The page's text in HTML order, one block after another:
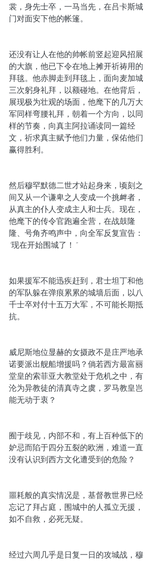
裳，身先士卒，一马当先，在吕卡斯城
门对面安下他的帐篷。
还没有让人在他的帅帐前竖起迎风招展
的大旗，他已下令在地上摊开祈祷用的
拜毯。他赤脚走到拜毯上，面向麦加城
三次躬身礼拜，以额碰地。在他背后，
展现极为壮观的场面，他麾下的几万大
军同样弯腰礼拜，朝着一个方向，以同
样的节奏，向真主阿拉诵读同一篇经
文，祈求真主赋予他们力量，保佑他们
赢得胜利。
然后穆罕默德二世才站起身来，顷刻之
间又从一个谦卑之人变成一个挑衅者，
从真主的仆人变成主人和士兵。现在，
他麾下的传令官跑遍全营，在战鼓隆
隆、号角齐鸣声中，向全军反复宣告：
“现在开始围城了！ ”
如果援军不能迅疾赶到，君士坦丁和他
的军队躲在弹痕累累的城墙后面，以八
千士卒对付十五万大军，不可能长期抵
抗。
威尼斯地位显赫的女摄政不是庄严地承
诺要派出舰船增援吗？倘若西方最富丽
堂皇的索菲亚大教堂处于危机之中，有
沦为异教徒的清真寺之虞，罗马教皇岂
能无动于衷？
囿于歧见，内部不和，有上百种低下的
妒忌而陷于四分五裂的欧洲，难道一直
没有认识到西方文化遭受到的危险？
噩耗般的真实情况是，基督教世界已经
忘记了拜占庭，围城中的人孤立无援，
如不自救，必死无疑。
经过六周几乎是日复一日的攻城战，穆